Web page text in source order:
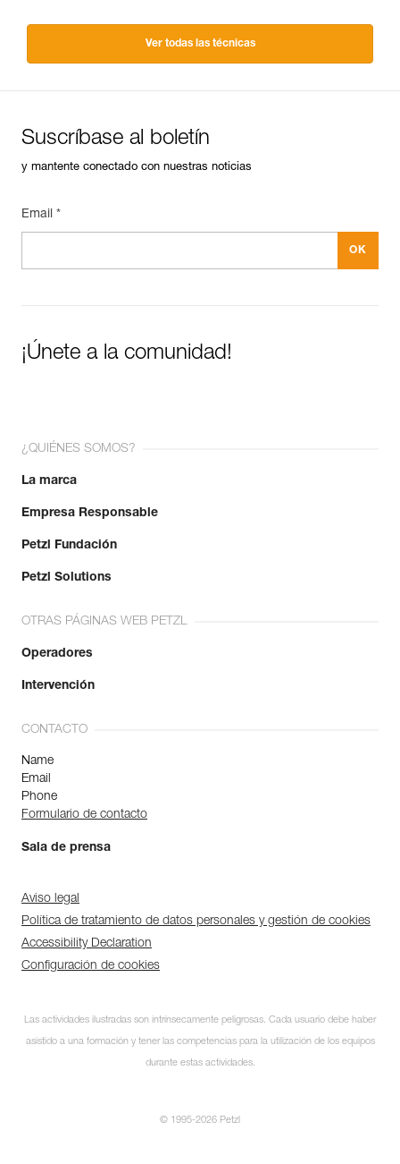
Ver todas las técnicas
Suscríbase al boletín
y mantente conectado con nuestras noticias
Email *
¡Únete a la comunidad!
¿QUIÉNES SOMOS?
La marca
Empresa Responsable
Petzl Fundación
Petzl Solutions
OTRAS PÁGINAS WEB PETZL
Operadores
Intervención
CONTACTO
Name
Email
Phone
Formulario de contacto
Sala de prensa
Aviso legal
Política de tratamiento de datos personales y gestión de cookies
Accessibility Declaration
Configuración de cookies
Las actividades ilustradas son intrínsecamente peligrosas. Cada usuario debe haber
asistido a una formación y tener las competencias para la utilización de los equipos
durante estas actividades.
© 1995-2026 Petzl